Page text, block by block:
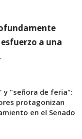
a una
y "señora de feria":
protagonizan
en el Senado